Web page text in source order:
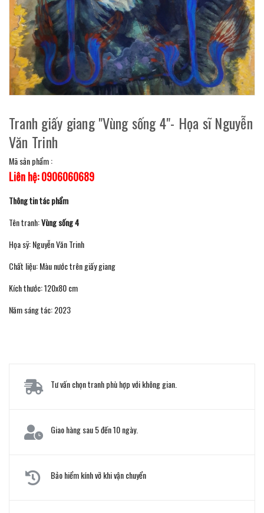
Tranh giấy giang "Vùng sống 4"- Họa sĩ Nguyễn
Văn Trinh
Mã sản phẩm :
Liên hệ: 0906060689
Thông tin tác phẩm
Tên tranh:Vùng sống 4
Họa sỹ: Nguyễn Văn Trinh
Chất liệu: Màu nước trên giấy giang
Kích thước: 120x80 cm
Năm sáng tác: 2023
Tư vấn chọn tranh phù hợp với không gian.
Giao hàng sau 5 đến 10 ngày.
Bảo hiểm kính vỡ khi vận chuyển